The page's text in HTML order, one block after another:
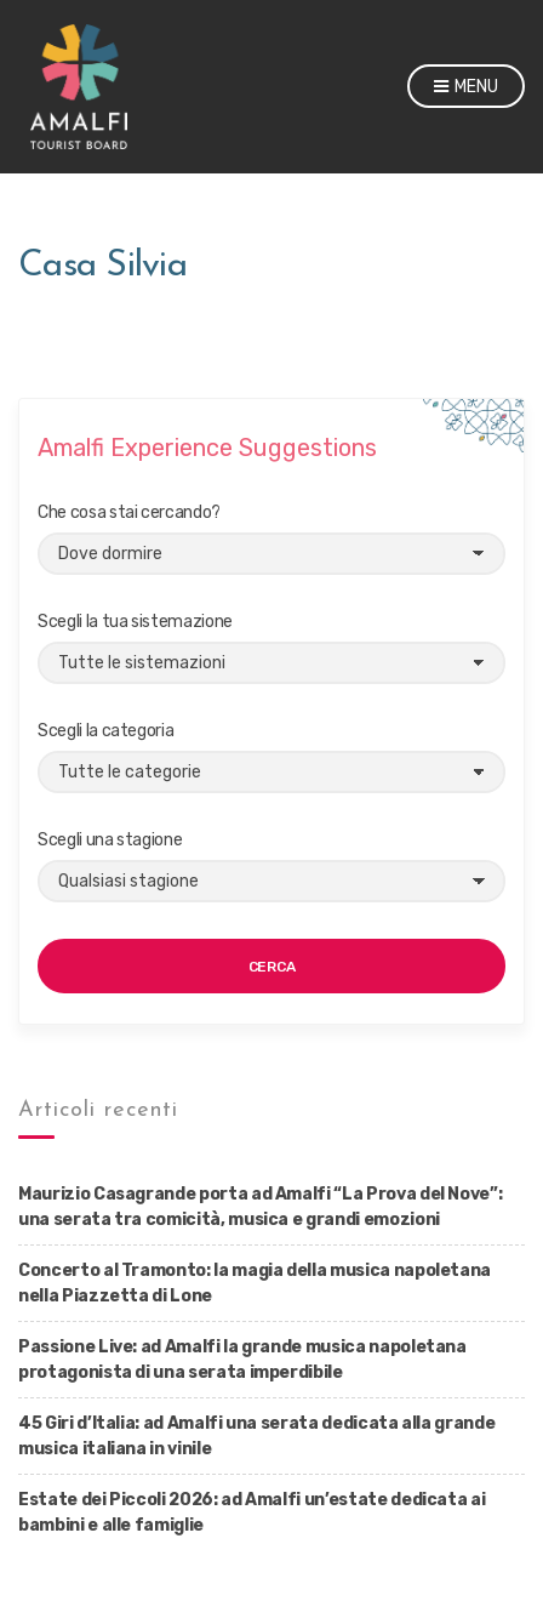
MENU
Casa Silvia
Amalfi Experience Suggestions
Che cosa stai cercando?
Scegli la tua sistemazione
Scegli la categoria
Scegli una stagione
CERCA
Articoli recenti
Maurizio Casagrande porta ad Amalfi “La Prova del Nove”:
una serata tra comicità, musica e grandi emozioni
Concerto al Tramonto: la magia della musica napoletana
nella Piazzetta di Lone
Passione Live: ad Amalfi la grande musica napoletana
protagonista di una serata imperdibile
45 Giri d’Italia: ad Amalfi una serata dedicata alla grande
musica italiana in vinile
Estate dei Piccoli 2026: ad Amalfi un’estate dedicata ai
bambini e alle famiglie